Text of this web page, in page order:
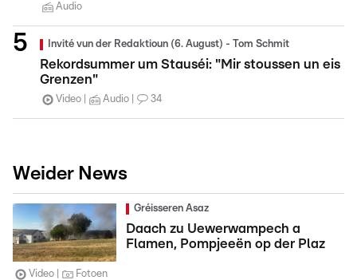
Audio
Invité vun der Redaktioun (6. August) - Tom Schmit
Rekordsummer um Stauséi: "Mir stoussen un eis
Grenzen"
Video Audio 34
Weider News
Gréisseren Asaz
Daach zu Uewerwampech a
Flamen, Pompjeeën op der Plaz
Video Fotoen